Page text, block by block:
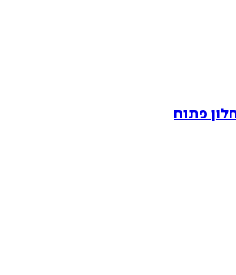
פתוח